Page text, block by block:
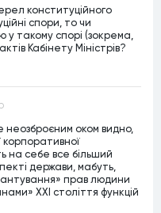
конституційного
спори, то чи
у такому спорі (зокрема,
Кабінету Міністрів?
неозброєним оком видно,
корпоративної
на себе все більший
держави, мабуть,
прав людини
ХХІ століття функцій